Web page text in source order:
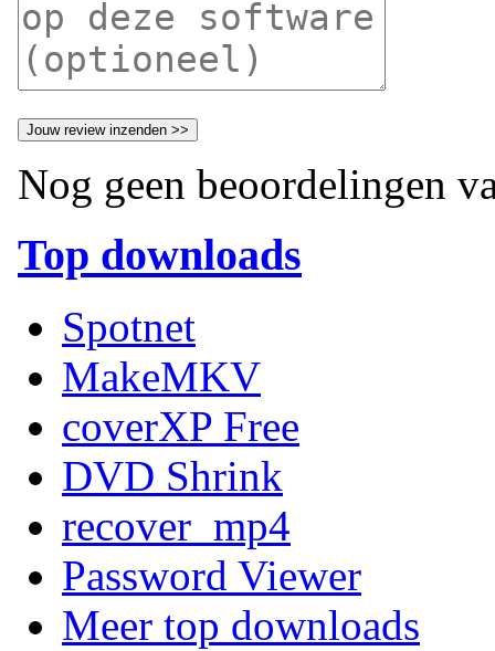
Nog geen beoordelingen
Top downloads
Spotnet
MakeMKV
coverXP Free
DVD Shrink
recover_mp4
Password Viewer
Meer top downloads